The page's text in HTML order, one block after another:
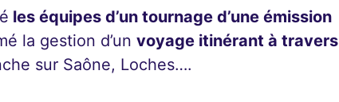
les équipes d’un tournage d’une émission
la gestion d’un voyage itinérant à travers
sur Saône, Loches….